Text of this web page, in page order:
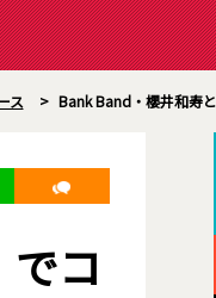
ス > Bank Band・櫻井和寿
コ